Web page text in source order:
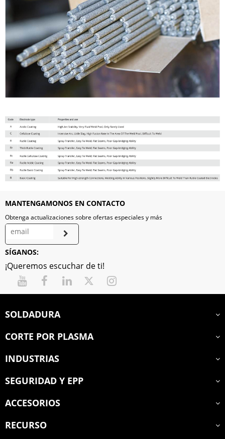
MANTENGAMONOS EN CONTACTO
Obtenga actualizaciones sobre ofertas especiales y más
SÍGANOS:
¡Queremos escuchar de ti!
SOLDADURA
CORTE POR PLASMA
INDUSTRIAS
SEGURIDAD Y EPP
ACCESORIOS
RECURSO